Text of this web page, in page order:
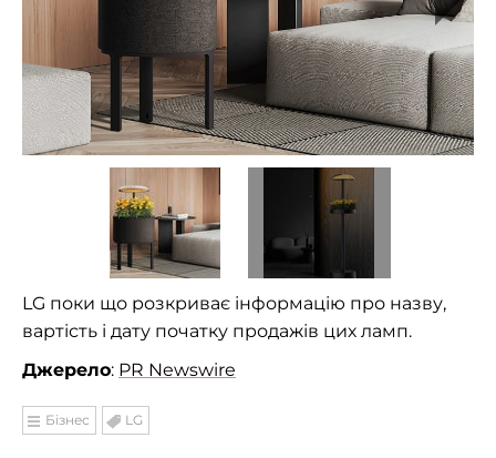
LG поки що розкриває інформацію про назву,
вартість і дату початку продажів цих ламп.
Джерело: PR Newswire
Бізнес LG